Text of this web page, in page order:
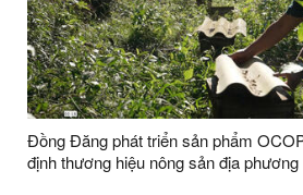
Đồng Đăng phát triển sản phẩm
định thương hiệu nông sản địa phương